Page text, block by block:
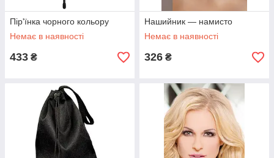
Пір'їнка чорного кольору
Немає в наявності
433 ₴
Нашийник — намисто
Немає в наявності
326 ₴